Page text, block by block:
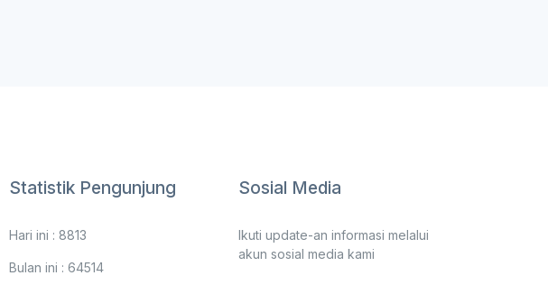
Statistik Pengunjung
Hari ini : 8813
Bulan ini : 64514
Sosial Media
Ikuti update-an informasi melalui
akun sosial media kami